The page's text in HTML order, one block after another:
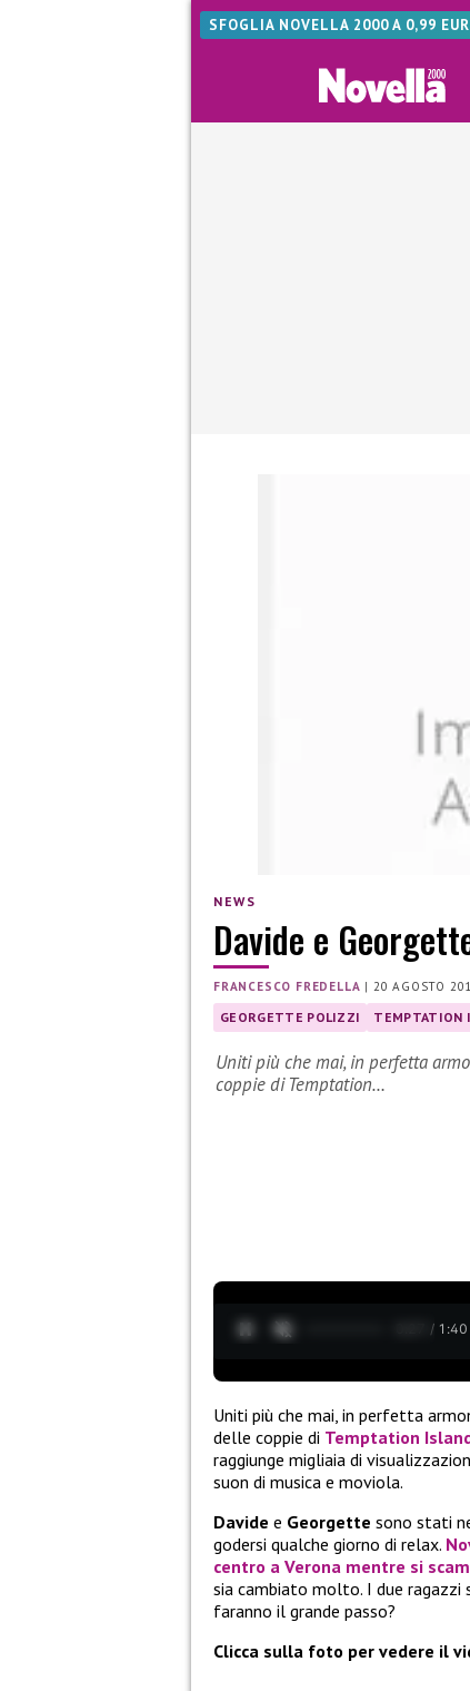
SFOGLIA NOVELLA 2000 A 0,99
NEWS
Davide e
FRANCESCO FREDELLA | 20 AGOSTO
GEORGETTE POLIZZI TEMPTATION
Uniti più che mai, in perfetta
coppie di Temptation…
0:28 / 1:40
Uniti più che mai, in perfetta
delle coppie di Temptation
raggiunge migliaia di
suon di musica e moviola.
Davide e Georgette sono stati
godersi qualche giorno di relax.
centro a Verona mentre si
sia cambiato molto. I due ragazzi
faranno il grande passo?
Clicca sulla foto per vedere il